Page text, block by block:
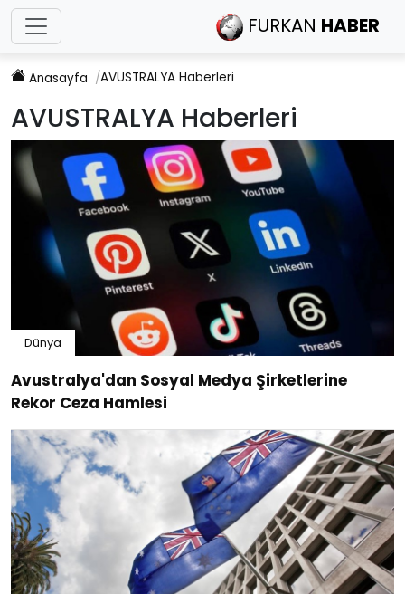
FURKAN HABER
Anasayfa AVUSTRALYA Haberleri
AVUSTRALYA Haberleri
Dünya
Avustralya'dan Sosyal Medya Şirketlerine
Rekor Ceza Hamlesi